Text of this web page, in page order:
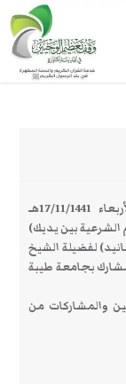
أقام وقف تعظيم الوحيين بالمدينة المنورة الأربعاء 17/11/1441هـ
الشرعية بين يديك)
لفضيلة الشيخ
بجامعة طيبة
والمشاركات من